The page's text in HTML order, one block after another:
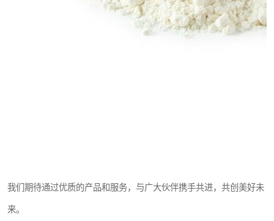
我们期待通过优质的产品和服务，与广大伙伴携手共进，共创美好未
来。